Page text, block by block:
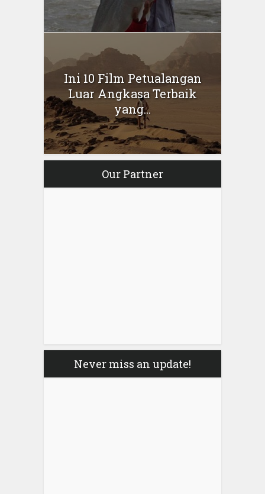
Ini 10 Film Petualangan
Luar Angkasa Terbaik
yang...
Our Partner
Never miss an update!